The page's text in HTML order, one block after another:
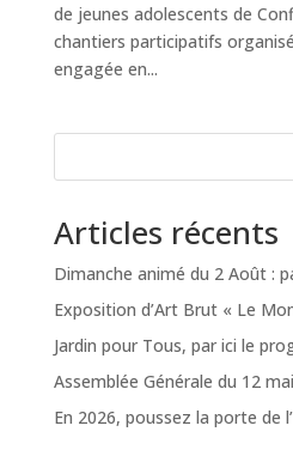
de jeunes adolescents de
chantiers participatifs
engagée en...
Articles récents
Dimanche animé du 2 Août :
Exposition d’Art Brut « Le
Jardin pour Tous, par ici le
Assemblée Générale du 12
En 2026, poussez la porte de